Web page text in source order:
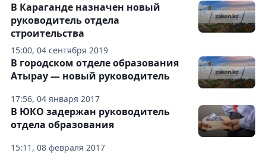
15:00, 04 сентября 2019
В Караганде назначен новый
руководитель отдела
строительства
17:56, 04 января 2017
В городском отделе образования
Атырау — новый руководитель
15:11, 08 февраля 2017
В ЮКО задержан руководитель
отдела образования